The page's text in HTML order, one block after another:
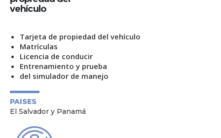
vehículo
Tarjeta de propiedad del vehículo
Matrículas
Licencia de conducir
Entrenamiento y prueba
del simulador de manejo
PAISES
El Salvador y Panamá